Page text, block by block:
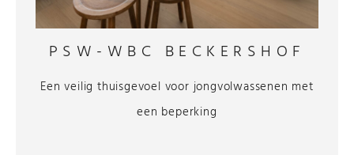
PSW-WBC BECKERSHOF
Een veilig thuisgevoel voor jongvolwassenen met
een beperking